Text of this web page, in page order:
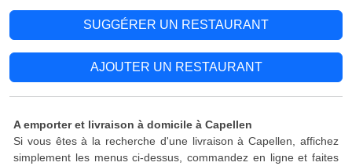
SUGGÉRER UN RESTAURANT
AJOUTER UN RESTAURANT
A emporter et livraison à domicile à Capellen
Si vous êtes à la recherche d'une livraison à Capellen, affichez
simplement les menus ci-dessus, commandez en ligne et faites